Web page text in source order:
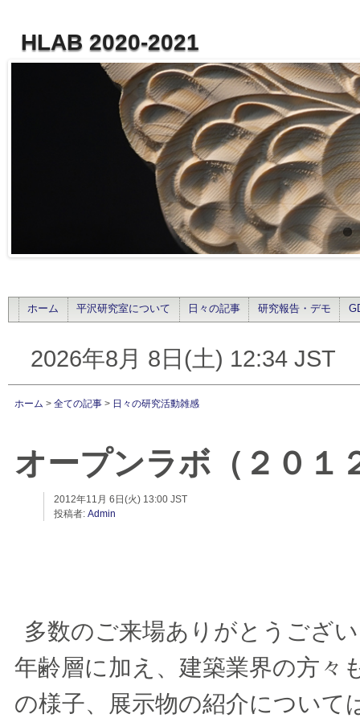
HLAB 2020-2021
ホーム 平沢研究室について 日々の記事 研究報告・デモ
2026年8月 8日(土) 12:34 JST
ホーム > 全ての記事 > 日々の研究活動雑感
オープンラボ（２０１
2012年11月 6日(火) 13:00 JST
投稿者: Admin
多数のご来場ありがとうござ
年齢層に加え、建築業界の方々
の様子、展示物の紹介につい